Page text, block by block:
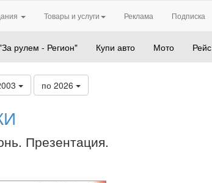
Товары и услуги Реклама Подписка
рулем - Регион" Купи авто Мото Рейс
по 2026
Презентация.